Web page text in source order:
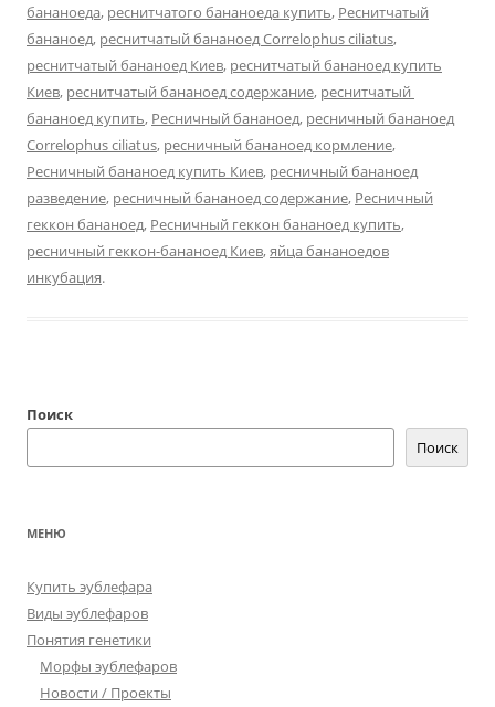
бананоеда, реснитчатого бананоеда купить, Реснитчатый
бананоед, реснитчатый бананоед Correlophus ciliatus,
реснитчатый бананоед Киев, реснитчатый бананоед купить
Киев, реснитчатый бананоед содержание, реснитчатый
бананоед купить, Ресничный бананоед, ресничный бананоед
Correlophus ciliatus, ресничный бананоед кормление,
Ресничный бананоед купить Киев, ресничный бананоед
разведение, ресничный бананоед содержание, Ресничный
геккон бананоед, Ресничный геккон бананоед купить,
ресничный геккон-бананоед Киев,яйца бананоедов
инкубация.
Поиск
Поиск
МЕНЮ
Купить эублефара
Виды эублефаров
Понятия генетики
Морфы эублефаров
Новости / Проекты